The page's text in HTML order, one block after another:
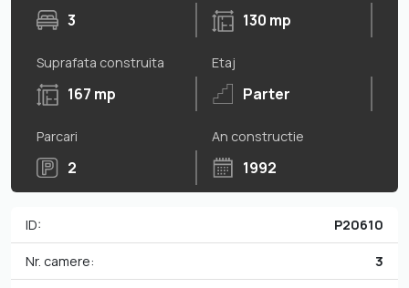
3 130 mp
Suprafata construita
167 mp
Etaj
Parter
Parcari
2
An constructie
1992
ID: P20610
Nr. camere: 3